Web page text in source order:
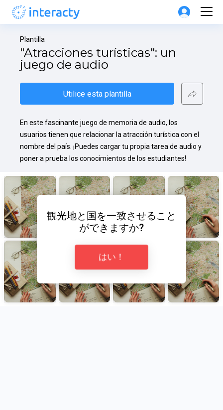
Plantilla
"Atracciones turísticas": un
juego de audio
Utilice esta plantilla
En este fascinante juego de memoria de audio, los
usuarios tienen que relacionar la atracción turística con el
nombre del país. ¡Puedes cargar tu propia tarea de audio y
poner a prueba los conocimientos de los estudiantes!